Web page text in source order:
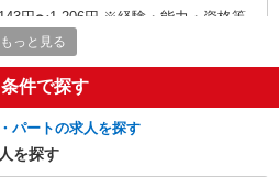
円〜1,206円 ※経験・能力・資格等
律処遇改善加算含む 〇時間外勤務手当
務手当 〇夜勤手当 〇深夜勤務手当 〇
表彰金 〇年末年始勤務手当 〇早朝
夜間18:00〜20:00は時給25％UP
ック エイジフリーケアセンター和歌
山県和歌山市北島325-25
詳細を見る
もっと見る
件で探す
パートの求人を探す
を探す